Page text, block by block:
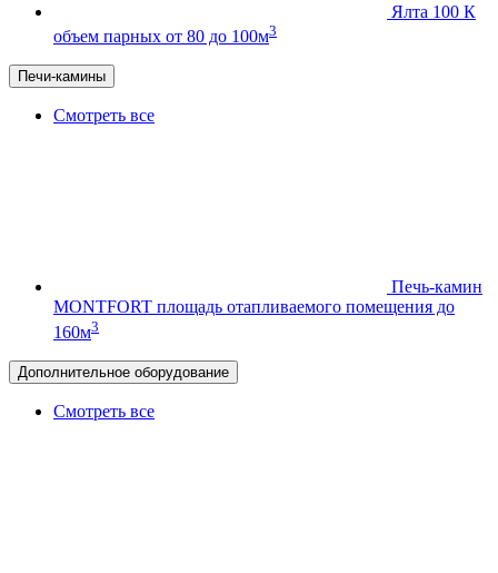
Ялта 100 К
объем парных от 80 до 100м3
Печи-камины
Смотреть все
Печь-камин
MONTFORT площадь отапливаемого помещения до
160м3
Дополнительное оборудование
Смотреть все